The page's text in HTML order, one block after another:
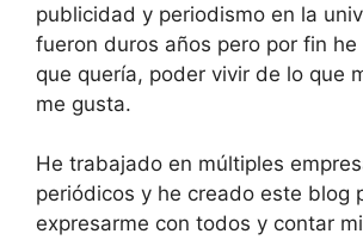
publicidad y periodismo en la
fueron duros años pero por fin
que quería, poder vivir de lo que
me gusta.
He trabajado en múltiples
periódicos y he creado este blog
expresarme con todos y contar